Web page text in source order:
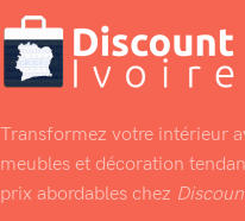
Transformez votre intérieur
meubles et décoration
prix abordables chez